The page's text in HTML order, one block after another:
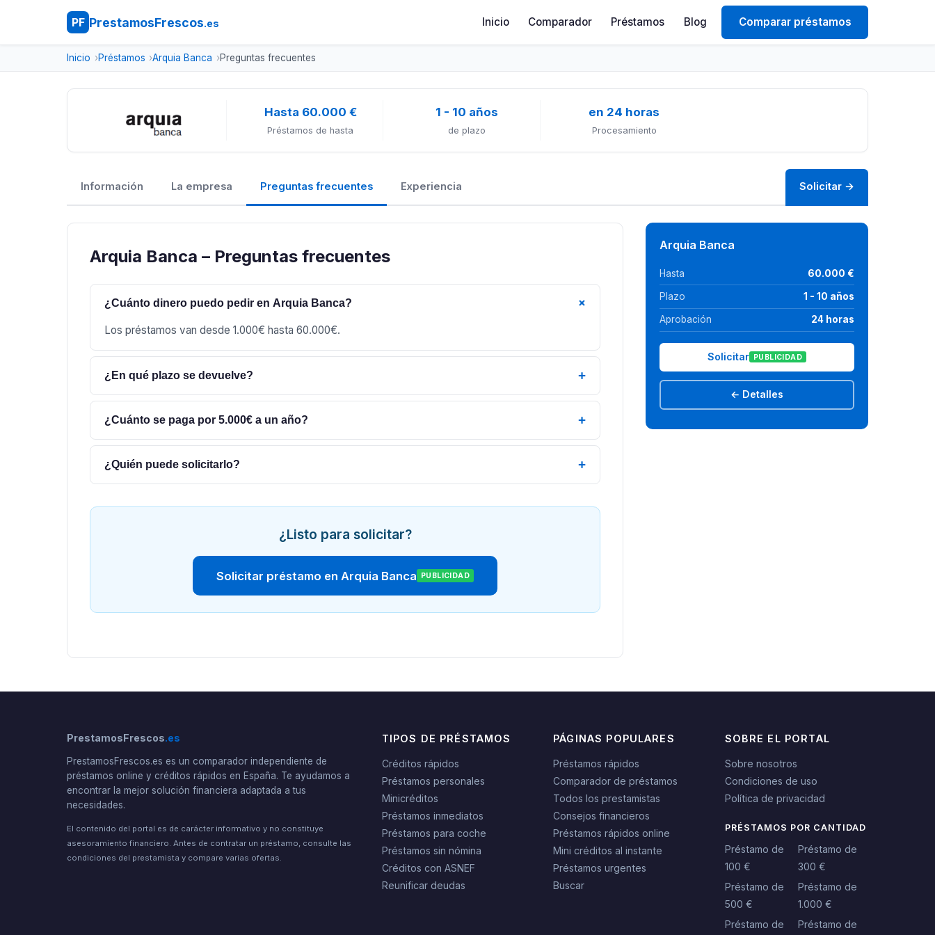
PF PrestamosFrescos.es Inicio Comparador Préstamos Blog Comparar préstamos
Inicio Préstamos Arquia Banca Preguntas frecuentes
Hasta 60.000 €
Préstamos de hasta
1 - 10 años
de plazo
en 24 horas
Procesamiento
Información La empresa Preguntas frecuentes Experiencia Solicitar →
Arquia Banca – Preguntas frecuentes
¿Cuánto dinero puedo pedir en Arquia Banca? +
Los préstamos van desde 1.000€ hasta 60.000€.
¿En qué plazo se devuelve? +
¿Cuánto se paga por 5.000€ a un año? +
¿Quién puede solicitarlo? +
¿Listo para solicitar?
Solicitar préstamo en Arquia Banca PUBLICIDAD
Arquia Banca
Hasta 60.000 €
Plazo 1 - 10 años
Aprobación 24 horas
Solicitar PUBLICIDAD
← Detalles
PrestamosFrescos.es
PrestamosFrescos.es es un comparador independiente de
préstamos online y créditos rápidos en España. Te ayudamos a
encontrar la mejor solución financiera adaptada a tus
necesidades.
El contenido del portal es de carácter informativo y no constituye
asesoramiento financiero. Antes de contratar un préstamo, consulte las
condiciones del prestamista y compare varias ofertas.
TIPOS DE PRÉSTAMOS
Créditos rápidos
Préstamos personales
Minicréditos
Préstamos inmediatos
Préstamos para coche
Préstamos sin nómina
Créditos con ASNEF
Reunificar deudas
PÁGINAS POPULARES
Préstamos rápidos
Comparador de préstamos
Todos los prestamistas
Consejos financieros
Préstamos rápidos online
Mini créditos al instante
Préstamos urgentes
Buscar
SOBRE EL PORTAL
Sobre nosotros
Condiciones de uso
Política de privacidad
PRÉSTAMOS POR CANTIDAD
Préstamo de
100 €
Préstamo de
300 €
Préstamo de
500 €
Préstamo de
1.000 €
Préstamo de
Préstamo de